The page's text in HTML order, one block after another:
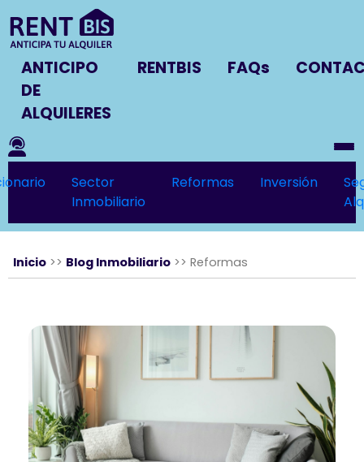
ANTICIPO
DE
ALQUILERES
RENTBIS FAQs
Sector
Inmobiliario
Reformas Inversión
Inicio >> Blog Inmobiliario >> Reformas